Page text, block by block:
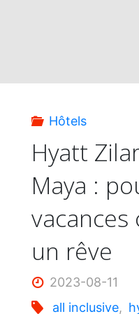
Hôtels
Hyatt
Maya :
un rêve
2023-08-11
all inclusive,